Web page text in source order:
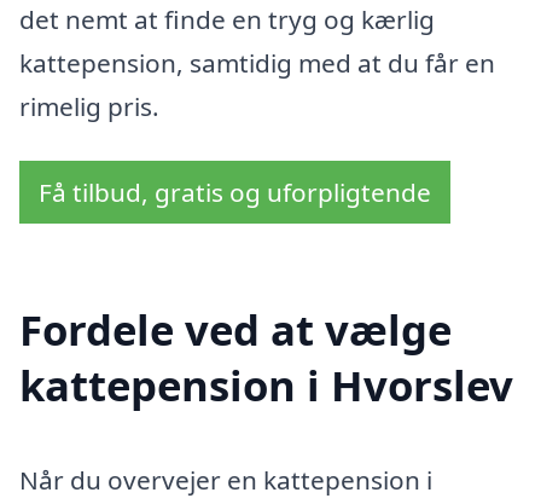
det nemt at finde en tryg og kærlig
kattepension, samtidig med at du får en
rimelig pris.
Få tilbud, gratis og uforpligtende
Fordele ved at vælge
kattepension i Hvorslev
Når du overvejer en kattepension i